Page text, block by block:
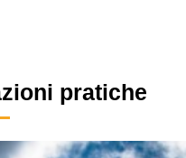
pratiche